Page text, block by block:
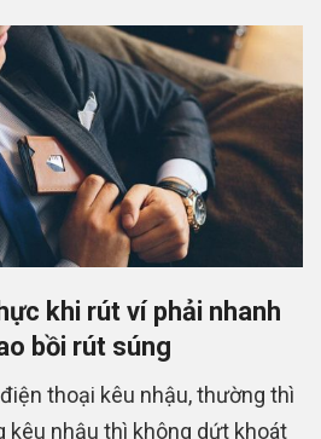
khi rút ví phải nhanh
bồi rút súng
thoại kêu nhậu, thường thì
kêu nhậu thì không dứt khoát